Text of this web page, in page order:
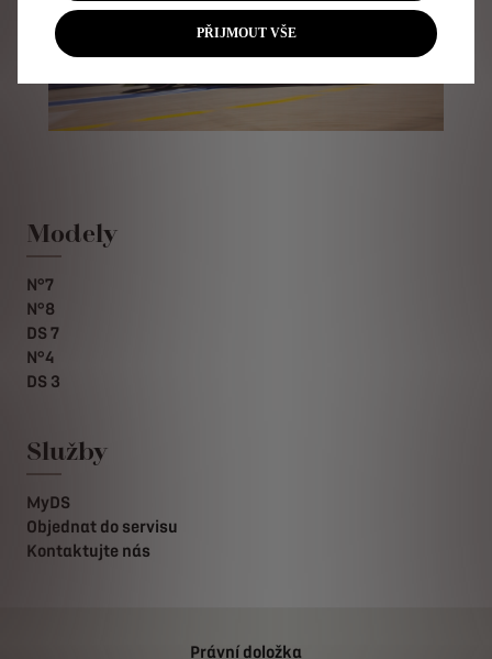
Modely
N°7
N°8
DS 7
N°4
DS 3
Služby
MyDS
Objednat do servisu
Kontaktujte nás
Právní doložka
PŘIJMOUT VŠE